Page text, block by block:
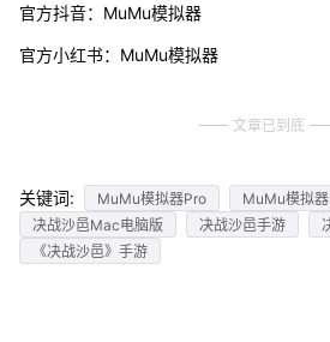
官方抖音：MuMu模拟器
官方小红书：MuMu模拟器
文章已到底
关键词: MuMu模拟器Pro MuMu模拟
决战沙邑Mac电脑版
决战沙邑手游
《决战沙邑》手游